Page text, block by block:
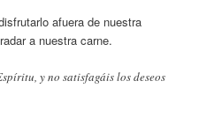
afuera de nuestra
a nuestra carne.
y no satisfagáis los deseos